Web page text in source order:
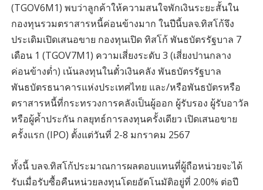
(TGOV6M1) พบว่าลูกค้าให้ความสนใจพักเงินระยะสั้นใน
กองทุนรวมตราสารหนี้ค่อนข้างมาก ในปีนี้บลจ.ทิสโก้จึง
ประเดิมเปิดเสนอขาย กองทุนเปิด ทิสโก้ พันธบัตรรัฐบาล 7
เดือน 1 (TGOV7M1) ความเสี่ยงระดับ 3 (เสี่ยงปานกลาง
ค่อนข้างต่ำ) เน้นลงทุนในตั๋วเงินคลัง พันธบัตรรัฐบาล
พันธบัตรธนาคารแห่งประเทศไทย และ/หรือพันธบัตรหรือ
ตราสารหนี้ที่กระทรวงการคลังเป็นผู้ออก ผู้รับรอง ผู้รับอาวัล
หรือผู้คํ้าประกัน กลยุทธ์การลงทุนครั้งเดียว เปิดเสนอขาย
ครั้งแรก (IPO) ตั้งแต่วันที่ 2-8 มกราคม 2567
ทั้งนี้ บลจ.ทิสโก้ประมาณการผลตอบแทนที่ผู้ถือหน่วยจะได้
รับเมื่อรับซื้อคืนหน่วยลงทุนโดยอัตโนมัติอยู่ที่ 2.00% ต่อปี